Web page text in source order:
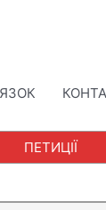
ПЕТИЦІЇ